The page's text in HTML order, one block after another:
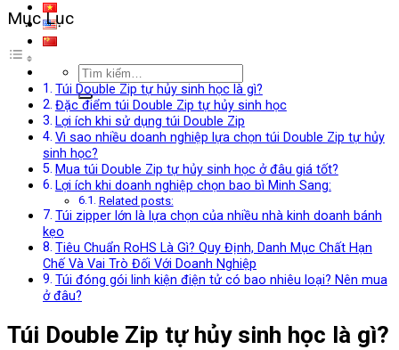
Tìm
kiếm:
Mục Lục
Túi Double Zip tự hủy sinh học là gì?
Đặc điểm túi Double Zip tự hủy sinh học
Lợi ích khi sử dụng túi Double Zip
Vì sao nhiều doanh nghiệp lựa chọn túi Double Zip tự hủy
sinh học?
Mua túi Double Zip tự hủy sinh học ở đâu giá tốt?
Lợi ích khi doanh nghiệp chọn bao bì Minh Sang:
Related posts:
Túi zipper lớn là lựa chọn của nhiều nhà kinh doanh bánh
kẹo
Tiêu Chuẩn RoHS Là Gì? Quy Định, Danh Mục Chất Hạn
Chế Và Vai Trò Đối Với Doanh Nghiệp
Túi đóng gói linh kiện điện tử có bao nhiêu loại? Nên mua
ở đâu?
Túi Double Zip tự hủy sinh học là gì?